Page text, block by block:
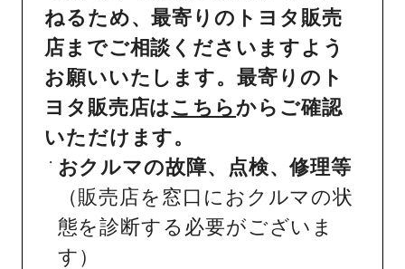
ねるため、最寄りのトヨタ販売
店までご相談くださいますよう
お願いいたします。最寄りのト
ヨタ販売店はこちら からご確認
いただけます。
おクルマの故障、点検、修理等
（販売店を窓口におクルマの状
態を診断する必要がございま
す）